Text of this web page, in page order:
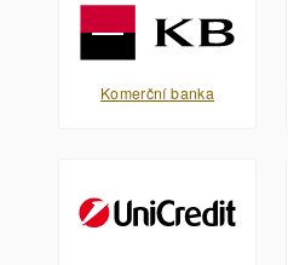
Komerční banka